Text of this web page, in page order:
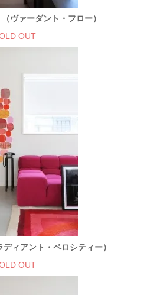
ヴァーダント・フロー）
OUT
ィアント・ベロシティー）
OUT